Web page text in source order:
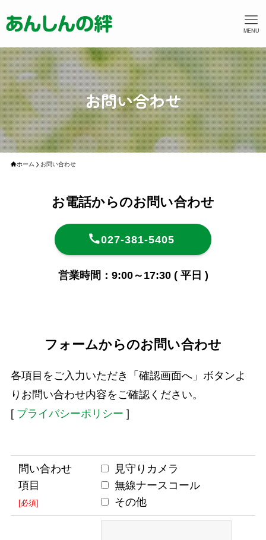
MENU
お問い合わせ
ホーム お問い合わせ
お電話からのお問い合わせ
027-381-5405
営業時間：9:00～17:30 ( 平日 )
フォームからのお問い合わせ
各項目をご入力いただき「確認画面へ」ボタンよ
りお問い合わせ内容をご確認ください。
[ プライバシーポリシー ]
問い合わせ
項目
[必須]
見守りカメラ
無線ナースコール
その他